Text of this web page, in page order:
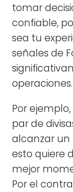
tomar
confiable,
sea tu
señales de
operaciones.
Por
par de
alcanzar un
esto quiere
mejor
Por el